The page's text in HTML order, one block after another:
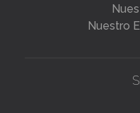
Nuestro